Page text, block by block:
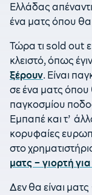
Ελλάδας
ένα ματς όπου θα
Τώρα τι sold out
κλειστό, όπως
ξέρουν. Είναι
σε ένα ματς
παγκοσμίου
Εμπαπέ και τ’
κορυφαίες
στο
ματς – γιορτή
Δεν θα είναι